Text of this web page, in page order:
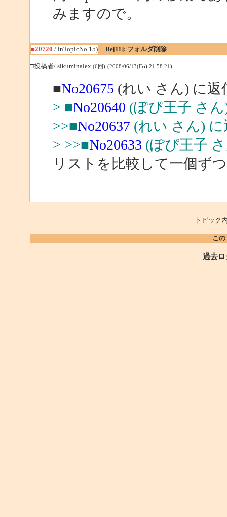
みますので。
■20720 / inTopicNo.15) Re[11]: フォルダ削除
□投稿者/ sikuminalex (6回)-(2008/06/13(Fri) 21:58:21)
■No20675 (れい さん) に返
> ■No20640 (ぽぴ王子 さ
>>■No20637(れい さん) に
> >>■No20633 (ぽぴ王子
リストを比較して一個ず
トピッ
こ
過去